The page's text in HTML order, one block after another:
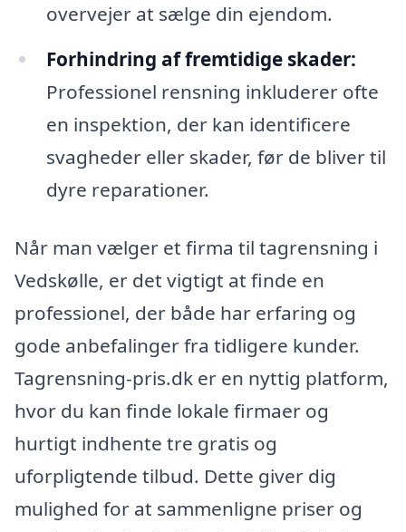
overvejer at sælge din ejendom.
Forhindring af fremtidige skader:
Professionel rensning inkluderer ofte
en inspektion, der kan identificere
svagheder eller skader, før de bliver til
dyre reparationer.
Når man vælger et firma til tagrensning i
Vedskølle, er det vigtigt at finde en
professionel, der både har erfaring og
gode anbefalinger fra tidligere kunder.
Tagrensning-pris.dk er en nyttig platform,
hvor du kan finde lokale firmaer og
hurtigt indhente tre gratis og
uforpligtende tilbud. Dette giver dig
mulighed for at sammenligne priser og